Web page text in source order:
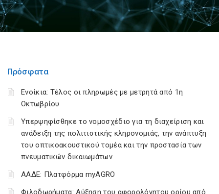
Πρόσφατα
Ενοίκια: Τέλος οι πληρωμές με μετρητά από 1η
Οκτωβρίου
Υπερψηφίσθηκε το νομοσχέδιο για τη διαχείριση και
ανάδειξη της πολιτιστικής κληρονομιάς, την ανάπτυξη
του οπτικοακουστικού τομέα και την προστασία των
πνευματικών δικαιωμάτων
ΑΑΔΕ: Πλατφόρμα myAGRO
Φιλοδωρήματα: Αύξηση του αφορολόγητου ορίου από